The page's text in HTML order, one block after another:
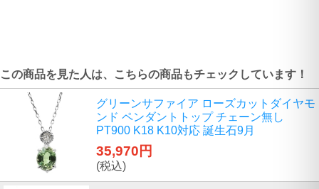
この商品を見た人は、こちらの商品もチェックしています！
グリーンサファイア ローズカットダイヤモ
ンド ペンダントトップ チェーン無し
PT900 K18 K10対応 誕生石9月
35,970円
(税込)